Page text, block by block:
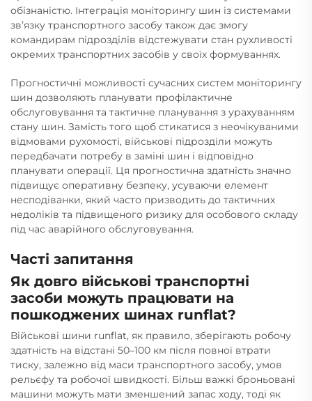
обізнаністю. Інтеграція моніторингу шин із системами
зв’язку транспортного засобу також дає змогу
командирам підрозділів відстежувати стан рухливості
окремих транспортних засобів у своїх формуваннях.
Прогностичні можливості сучасних систем моніторингу
шин дозволяють планувати профілактичне
обслуговування та тактичне планування з урахуванням
стану шин. Замість того щоб стикатися з неочікуваними
відмовами рухомості, військові підрозділи можуть
передбачати потребу в заміні шин і відповідно
планувати операції. Ця прогностична здатність значно
підвищує оперативну безпеку, усуваючи елемент
несподіванки, який часто призводить до тактичних
недоліків та підвищеного ризику для особового складу
під час аварійного обслуговування.
Часті запитання
Як довго військові транспортні
засоби можуть працювати на
пошкоджених шинах runflat?
Військові шини runflat, як правило, зберігають робочу
здатність на відстані 50–100 км після повної втрати
тиску, залежно від маси транспортного засобу, умов
рельєфу та робочої швидкості. Більш важкі броньовані
машини можуть мати зменшений запас ходу, тоді як